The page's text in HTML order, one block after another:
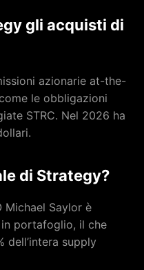
gli acquisti di
azionarie at-the-
le obbligazioni
STRC. Nel 2026 ha
di Strategy?
Michael Saylor è
in portafoglio, il che
dell’intera supply